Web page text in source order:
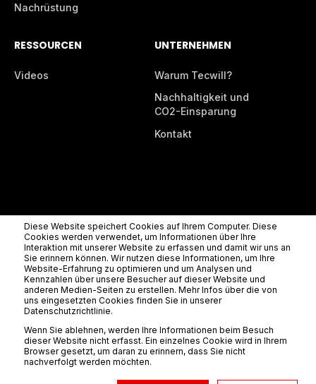
Diese Website speichert Cookies auf Ihrem Computer. Diese
Cookies werden verwendet, um Informationen über Ihre
Interaktion mit unserer Website zu erfassen und damit wir uns an
Sie erinnern können. Wir nutzen diese Informationen, um Ihre
Website-Erfahrung zu optimieren und um Analysen und
Kennzahlen über unsere Besucher auf dieser Website und
anderen Medien-Seiten zu erstellen. Mehr Infos über die von
uns eingesetzten Cookies finden Sie in unserer
Datenschutzrichtlinie.
Wenn Sie ablehnen, werden Ihre Informationen beim Besuch
dieser Website nicht erfasst. Ein einzelnes Cookie wird in Ihrem
Browser gesetzt, um daran zu erinnern, dass Sie nicht
nachverfolgt werden möchten.
Nachrüstung
RESSOURCEN
Videos
UNTERNEHMEN
Warum Tecwill?
Nachhaltigkeit und
CO2-Einsparung
Kontakt
Alle Rechte vorbehalten
Tecwill Oy Rahtikatu 3b, 80100 Joensuu, Finland
+358 (0) 10 8302900
info@tecwill.com
Datenschutzerklärung